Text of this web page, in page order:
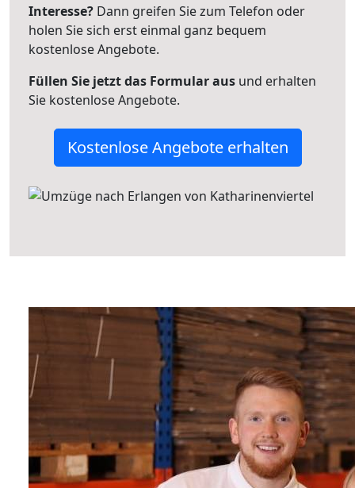
Interesse? Dann greifen Sie zum Telefon oder
holen Sie sich erst einmal ganz bequem
kostenlose Angebote.
Füllen Sie jetzt das Formular aus und erhalten
Sie kostenlose Angebote.
Kostenlose Angebote erhalten